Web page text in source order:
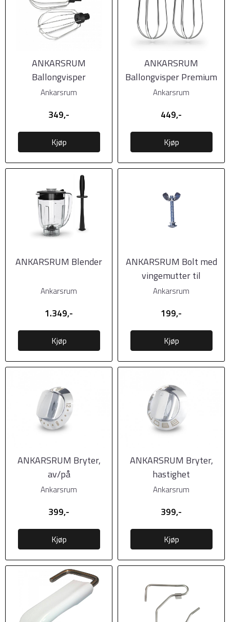
ANKARSRUM
Ballongvisper
Ankarsrum
349,-
Kjøp
ANKARSRUM
Ballongvisper Premium
Ankarsrum
449,-
Kjøp
ANKARSRUM Blender
Ankarsrum
1.349,-
Kjøp
ANKARSRUM Bolt med
vingemutter til
kjøttkvern
Ankarsrum
199,-
Kjøp
ANKARSRUM Bryter,
av/på
Ankarsrum
399,-
Kjøp
ANKARSRUM Bryter,
hastighet
Ankarsrum
399,-
Kjøp